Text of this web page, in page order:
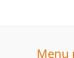
Menu